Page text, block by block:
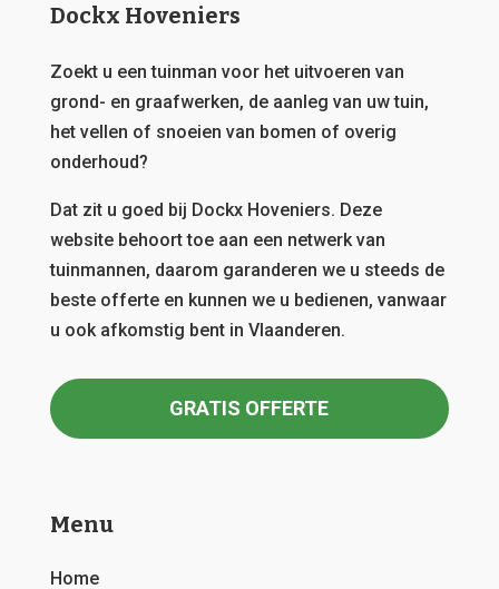
Dockx Hoveniers
Zoekt u een tuinman voor het uitvoeren van
grond- en graafwerken, de aanleg van uw tuin,
het vellen of snoeien van bomen of overig
onderhoud?
Dat zit u goed bij Dockx Hoveniers. Deze
website behoort toe aan een netwerk van
tuinmannen, daarom garanderen we u steeds de
beste offerte en kunnen we u bedienen, vanwaar
u ook afkomstig bent in Vlaanderen.
GRATIS OFFERTE
Menu
Home